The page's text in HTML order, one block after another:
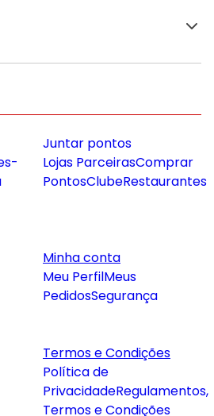
Juntar pontos
Lojas ParceirasComprar
PontosClubeRestaurantes
Minha conta
Meu PerfilMeus
PedidosSegurança
Termos e Condições
Política de
PrivacidadeRegulamentos,
Termos e Condições